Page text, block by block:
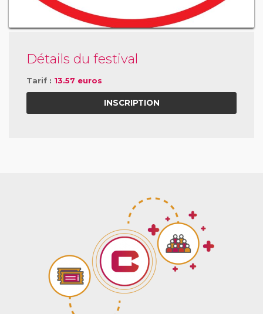
Détails du festival
Tarif : 13.57 euros
INSCRIPTION